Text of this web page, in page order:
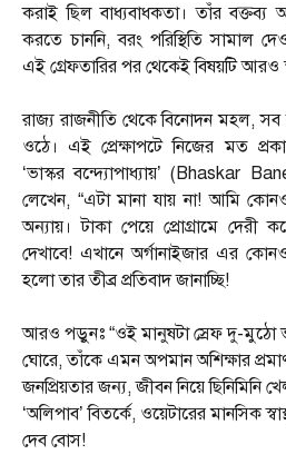
করাই ছিল বাধ্যবাধকতা। তাঁর বক্তব্য
করতে চাননি, বরং পরিস্থিতি সামাল
এই গ্রেফতারির পর থেকেই বিষয়টি আরও
রাজ্য রাজনীতি থেকে বিনোদন মহল,
ওঠে। এই প্রেক্ষাপটে নিজের মত
‘ভাস্কর বন্দ্যোপাধ্যায়’ (Bhaskar
লেখেন, “এটা মানা যায় না! আমি
অন্যায়। টাকা পেয়ে প্রোগ্রামে দেরী
দেখাবে! এখানে অর্গানাইজার এর
হলো তার তীব্র প্রতিবাদ জানাচ্ছি!
আরও পড়ুনঃ “ওই মানুষটা স্রেফ দু-মুঠো
ঘোরে, তাঁকে এমন অপমান অশিক্ষার
জনপ্রিয়তার জন্য, জীবন নিয়ে ছিনিমিনি
‘অলিপাব’ বিতর্কে, ওয়েটারের মানসিক
দেব বোস!